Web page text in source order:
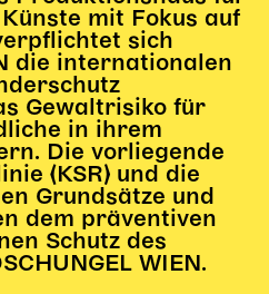
mit Fokus auf
sich
die internationalen
Gewaltrisiko für
in ihrem
Die vorliegende
(KSR) und die
Grundsätze und
dem präventiven
Schutz des
WIEN.